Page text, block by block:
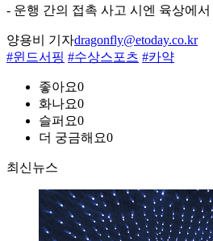
- 운행 간의 접촉 사고 시엔 육상에
양용비 기자dragonfly@etoday.co.kr
#윈드서핑 #수상스포츠 #카약
좋아요0
화나요0
슬퍼요0
더 궁금해요0
최신뉴스